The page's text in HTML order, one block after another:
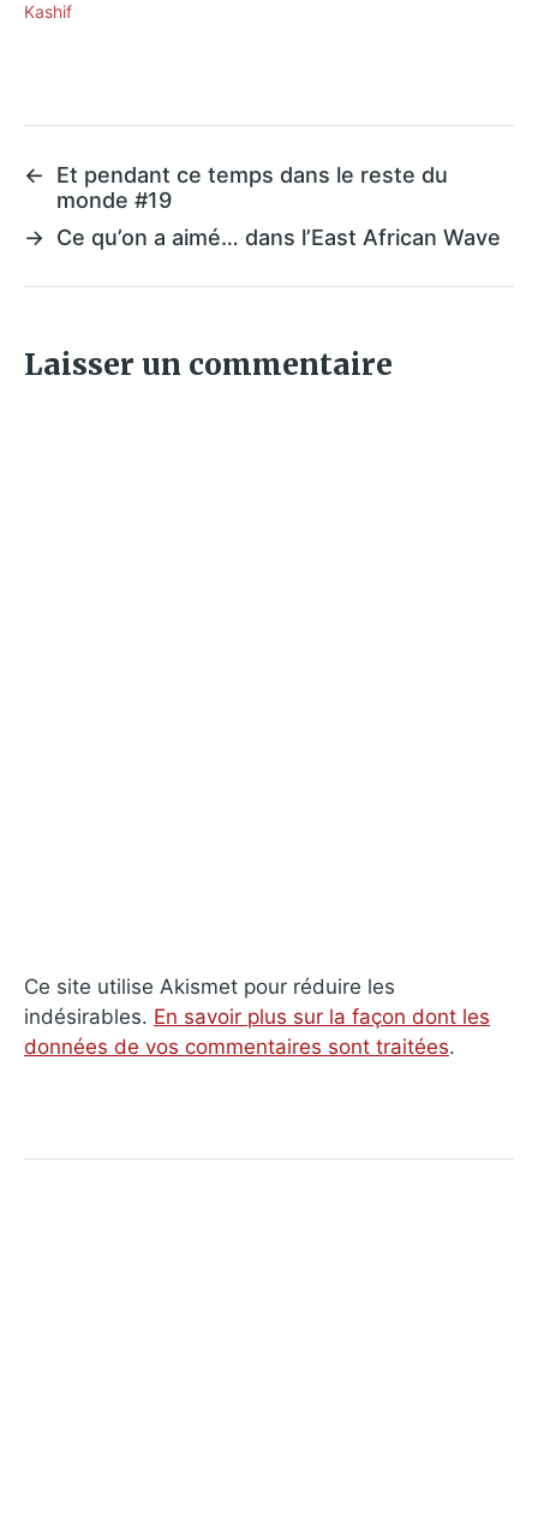
Kashif
←
Et pendant ce temps dans le reste du
monde #19
→ Ce qu’on a aimé… dans l’East African Wave
Laisser un commentaire
Ce site utilise Akismet pour réduire les
indésirables. En savoir plus sur la façon dont les
données de vos commentaires sont traitées.